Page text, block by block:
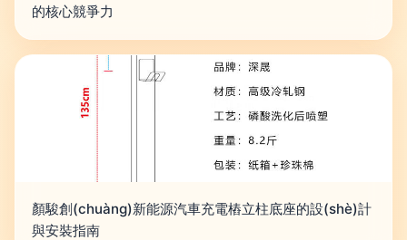
的核心競爭力
顏駿創(chuàng)新能源汽車充電樁立柱底座的設(shè)計
與安裝指南